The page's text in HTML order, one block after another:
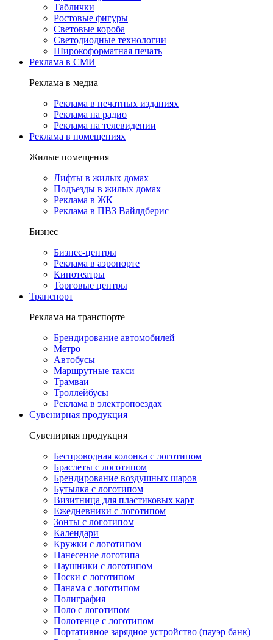
Таблички
Ростовые фигуры
Световые короба
Светодиодные технологии
Широкоформатная печать
Реклама в СМИ
Реклама в медиа
Реклама в печатных изданиях
Реклама на радио
Реклама на телевидении
Реклама в помещениях
Жилые помещения
Лифты в жилых домах
Подъезды в жилых домах
Реклама в ЖК
Реклама в ПВЗ Вайлдберис
Бизнес
Бизнес-центры
Реклама в аэропорте
Кинотеатры
Торговые центры
Транспорт
Реклама на транспорте
Брендирование автомобилей
Метро
Автобусы
Маршрутные такси
Трамваи
Троллейбусы
Реклама в электропоездах
Сувенирная продукция
Сувенирная продукция
Беспроводная колонка с логотипом
Браслеты с логотипом
Брендирование воздушных шаров
Бутылка с логотипом
Визитница для пластиковых карт
Ежедневники с логотипом
Зонты с логотипом
Календари
Кружки с логотипом
Нанесение логотипа
Наушники с логотипом
Носки с логотипом
Панама с логотипом
Полиграфия
Поло с логотипом
Полотенце с логотипом
Портативное зарядное устройство (пауэр банк)